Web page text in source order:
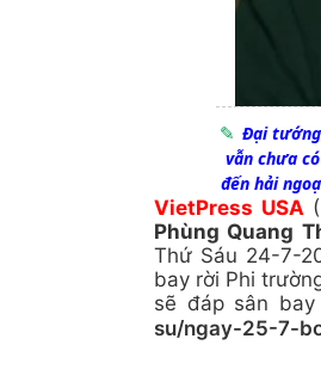
Đại tướng
vẫn chưa
đến hải
VietPress USA
Phùng Quang
Thứ Sáu 24-7-
bay rời Phi
sẽ đáp sân bay
su/ngay-25-7-